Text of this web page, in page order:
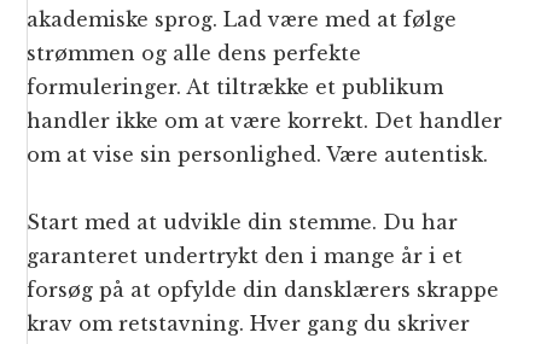
akademiske sprog. Lad være med at følge
strømmen og alle dens perfekte
formuleringer. At tiltrække et publikum
handler ikke om at være korrekt. Det handler
om at vise sin personlighed. Være autentisk.
Start med at udvikle din stemme. Du har
garanteret undertrykt den i mange år i et
forsøg på at opfylde din dansklærers skrappe
krav om retstavning. Hver gang du skriver